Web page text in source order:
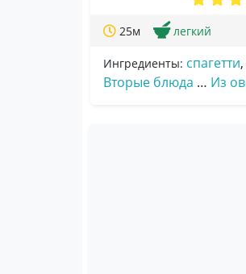
25м легкий
Ингредиенты: спагетти,
Вторые блюда … Из